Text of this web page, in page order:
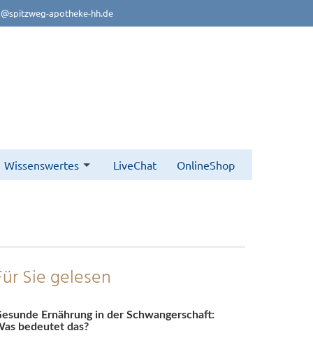
apotheke-hh.de
Wissenswertes LiveChat OnlineShop
Sie gelesen
Ernährung in der Schwangerschaft:
bedeutet das?